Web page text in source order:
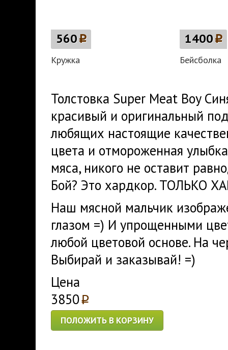
560p
Кружка
1400p
Бейсболка
Толстовка Super Meat Boy
красивый и оригинальный
любящих настоящие
цвета и отмороженная улыбка
мяса, никого не оставит
Бой? Это хардкор. ТОЛЬКО
Наш мясной мальчик
глазом =) И упрощенными
любой цветовой основе. На
Выбирай и заказывай! =)
Цена
3850p
ПОЛОЖИТЬ В КОРЗИНУ